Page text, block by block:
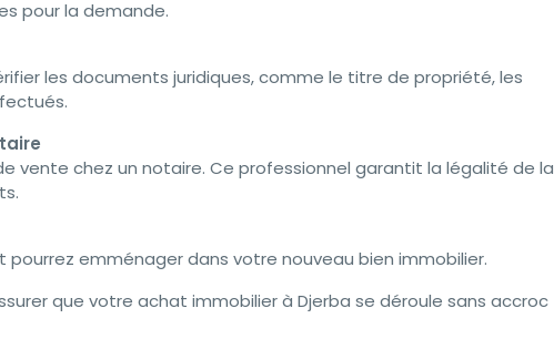
pour la demande.
les documents juridiques, comme le titre de propriété, les
vente chez un notaire. Ce professionnel garantit la légalité de la
pourrez emménager dans votre nouveau bien immobilier.
que votre achat immobilier à Djerba se déroule sans accroc